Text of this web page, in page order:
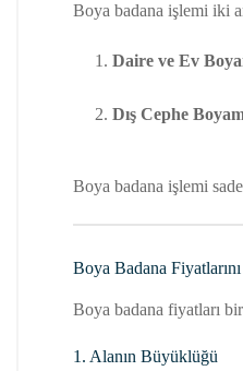
Boya badana işlemi iki
Daire ve Ev
Dış Cephe
Boya badana işlemi
Boya Badana
Boya badana fiyatları
1. Alanın Büyüklüğü